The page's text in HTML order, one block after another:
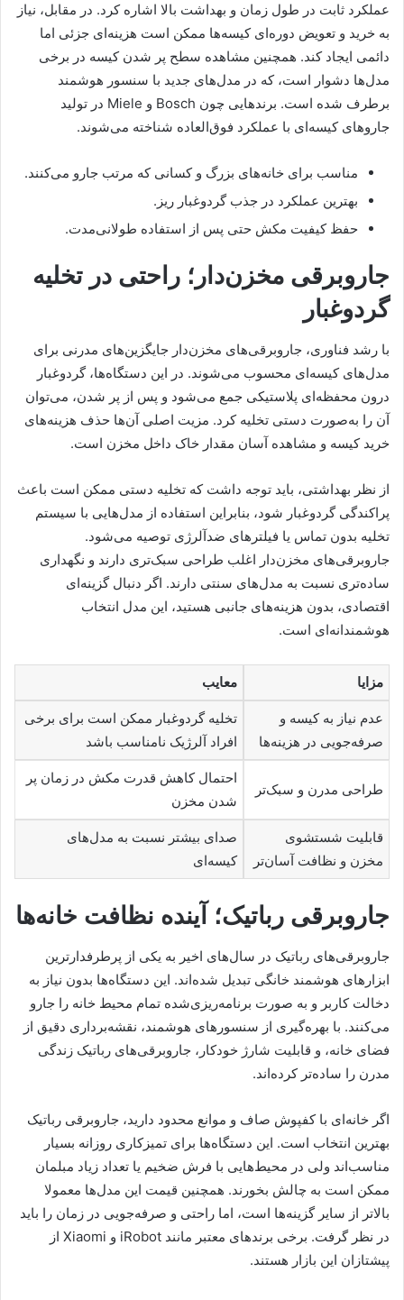
عملکرد ثابت در طول زمان و بهداشت بالا اشاره کرد. در مقابل، نیاز
به خرید و تعویض دوره‌ای کیسه‌ها ممکن است هزینه‌ای جزئی اما
دائمی ایجاد کند. همچنین مشاهده سطح پر شدن کیسه در برخی
مدل‌ها دشوار است، که در مدل‌های جدید با سنسور هوشمند
برطرف شده است. برندهایی چون Bosch و Miele در تولید
جاروهای کیسه‌ای با عملکرد فوق‌العاده شناخته می‌شوند.
مناسب برای خانه‌های بزرگ و کسانی که مرتب جارو می‌کنند.
بهترین عملکرد در جذب گردوغبار ریز.
حفظ کیفیت مکش حتی پس از استفاده طولانی‌مدت.
جاروبرقی مخزن‌دار؛ راحتی در تخلیه
گردوغبار
با رشد فناوری، جاروبرقی‌های مخزن‌دار جایگزین‌های مدرنی برای
مدل‌های کیسه‌ای محسوب می‌شوند. در این دستگاه‌ها، گردوغبار
درون محفظه‌ای پلاستیکی جمع می‌شود و پس از پر شدن، می‌توان
آن را به‌صورت دستی تخلیه کرد. مزیت اصلی آن‌ها حذف هزینه‌های
خرید کیسه و مشاهده آسان مقدار خاک داخل مخزن است.
از نظر بهداشتی، باید توجه داشت که تخلیه دستی ممکن است باعث
پراکندگی گردوغبار شود، بنابراین استفاده از مدل‌هایی با سیستم
تخلیه بدون تماس یا فیلترهای ضدآلرژی توصیه می‌شود.
جاروبرقی‌های مخزن‌دار اغلب طراحی سبک‌تری دارند و نگهداری
ساده‌تری نسبت به مدل‌های سنتی دارند. اگر دنبال گزینه‌ای
اقتصادی، بدون هزینه‌های جانبی هستید، این مدل انتخاب
هوشمندانه‌ای است.
مزایا معایب
عدم نیاز به کیسه و
صرفه‌جویی در هزینه‌ها
تخلیه گردوغبار ممکن است برای برخی
افراد آلرژیک نامناسب باشد
طراحی مدرن و سبک‌تر
احتمال کاهش قدرت مکش در زمان پر
شدن مخزن
قابلیت شستشوی
مخزن و نظافت آسان‌تر
صدای بیشتر نسبت به مدل‌های
کیسه‌ای
جاروبرقی رباتیک؛ آینده نظافت خانه‌ها
جاروبرقی‌های رباتیک در سال‌های اخیر به یکی از پرطرفدارترین
ابزارهای هوشمند خانگی تبدیل شده‌اند. این دستگاه‌ها بدون نیاز به
دخالت کاربر و به صورت برنامه‌ریزی‌شده تمام محیط خانه را جارو
می‌کنند. با بهره‌گیری از سنسورهای هوشمند، نقشه‌برداری دقیق از
فضای خانه، و قابلیت شارژ خودکار، جاروبرقی‌های رباتیک زندگی
مدرن را ساده‌تر کرده‌اند.
اگر خانه‌ای با کفپوش صاف و موانع محدود دارید، جاروبرقی رباتیک
بهترین انتخاب است. این دستگاه‌ها برای تمیزکاری روزانه بسیار
مناسب‌اند ولی در محیط‌هایی با فرش ضخیم یا تعداد زیاد مبلمان
ممکن است به چالش بخورند. همچنین قیمت این مدل‌ها معمولا
بالاتر از سایر گزینه‌ها است، اما راحتی و صرفه‌جویی در زمان را باید
در نظر گرفت. برخی برندهای معتبر مانند iRobot و Xiaomi از
پیشتازان این بازار هستند.